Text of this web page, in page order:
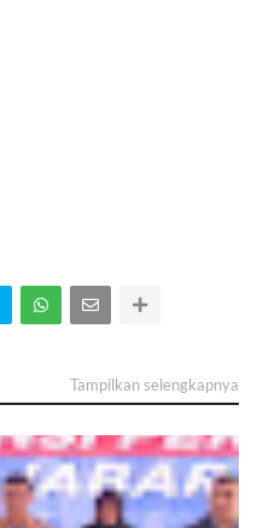
Tampilkan selengkapnya